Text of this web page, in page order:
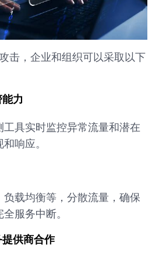
击，企业和组织可以采取以下
力
具实时监控异常流量和潜在
响应。
载均衡等，分散流量，确保
服务中断。
供商合作